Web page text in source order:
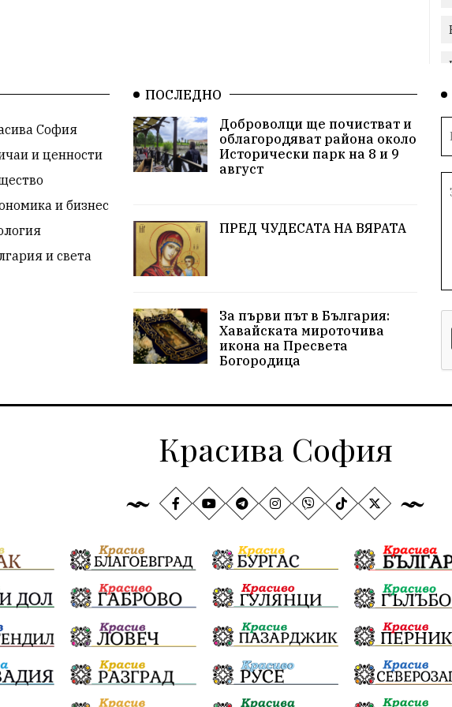
София
и ценности
и бизнес
и света
ПОСЛЕДНО
Доброволци ще почистват и
облагородяват района около
Исторически парк на 8 и 9
август
ПРЕД ЧУДЕСАТА НА ВЯРАТА
За първи път в България:
Хавайската мироточива
икона на Пресвета
Богородица
Красива София